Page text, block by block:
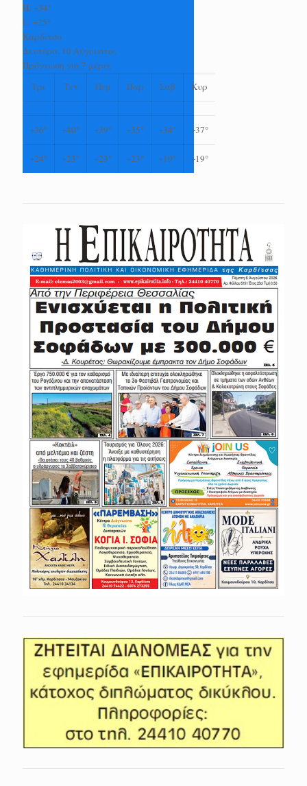
H: +34°
L: +25°
Καρδίτσα
Δευτέρα, 10 Αύγουστος
Πρόγνωση για 7 μέρες
Τρι
Τετ Πεμ Παρ Σαβ Κυρ
+36° +40° +39° +35° +34° +37°
+24° +23° +23° +23° +19° +19°